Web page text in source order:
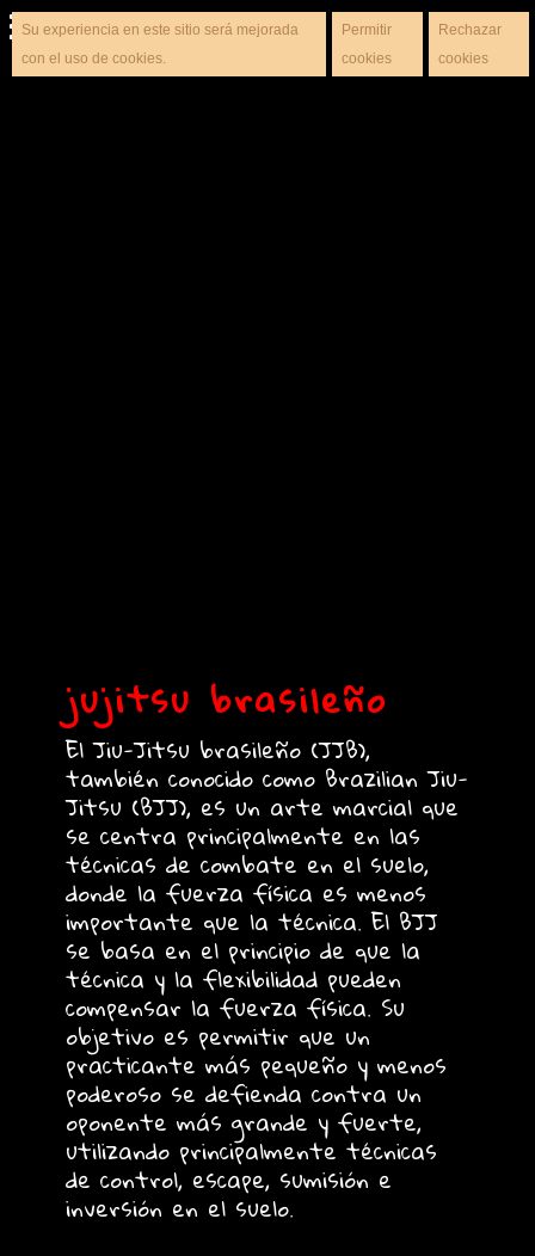
jujitsu brasileño
El Jiu-Jitsu brasileño (JJB),
también conocido como Brazilian Jiu-
Jitsu (BJJ), es un arte marcial que
se centra principalmente en las
técnicas de combate en el suelo,
donde la fuerza física es menos
importante que la técnica. El BJJ
se basa en el principio de que la
técnica y la flexibilidad pueden
compensar la fuerza física. Su
objetivo es permitir que un
practicante más pequeño y menos
poderoso se defienda contra un
oponente más grande y fuerte,
utilizando principalmente técnicas
de control, escape, sumisión e
inversión en el suelo.
Su experiencia en este sitio será mejorada
con el uso de cookies.
Permitir
cookies
Rechazar
cookies